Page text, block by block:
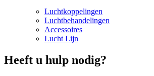
Luchtkoppelingen
Luchtbehandelingen
Accessoires
Lucht Lijn
Heeft u hulp nodig?